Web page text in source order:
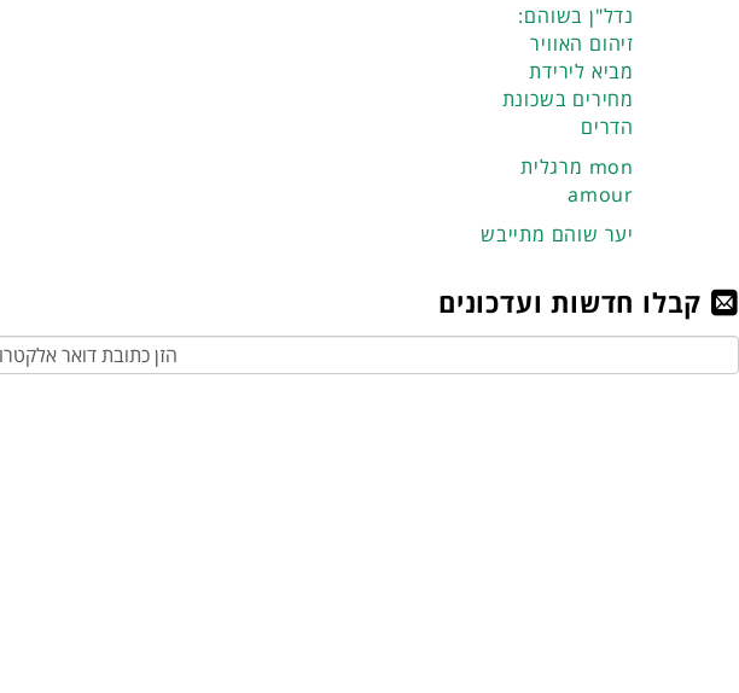
נדל"ן בשוהם:
זיהום האוויר
מביא לירידת
מחירים בשכונת
הדרים
מרגלית mon
amour
יער שוהם מתייבש
קבלו חדשות ועדכונים